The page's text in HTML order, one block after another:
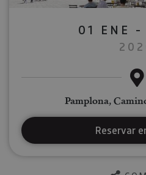
01 ENE -
Pamplona,
Reservar